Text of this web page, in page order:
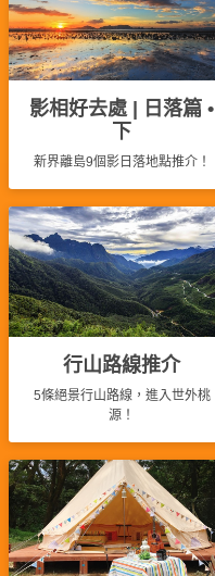
禮
品
製
物
場
地
佈
置
用
即
即
煮
系
列
聚
企
業
/
公
活
動
婚
禮
親
子
動
時
間
神
侶
心
願
清
單
聯
絡
我
們
影相好去處 | 日落篇 •
下
新界離島9個影日落地點推介！
行山路線推介
5條絕景行山路線，進入世外桃
源！